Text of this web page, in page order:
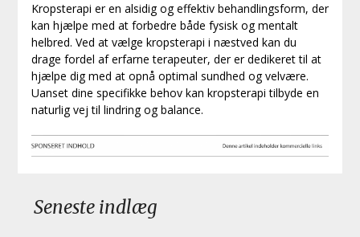
Kropsterapi er en alsidig og effektiv behandlingsform, der
kan hjælpe med at forbedre både fysisk og mentalt
helbred. Ved at vælge kropsterapi i næstved kan du
drage fordel af erfarne terapeuter, der er dedikeret til at
hjælpe dig med at opnå optimal sundhed og velvære.
Uanset dine specifikke behov kan kropsterapi tilbyde en
naturlig vej til lindring og balance.
Seneste indlæg